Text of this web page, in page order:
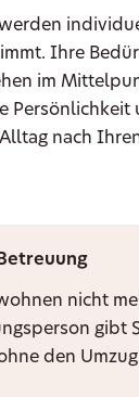
Ihre
im
Persönlichkeit
nach
nicht
gibt
den